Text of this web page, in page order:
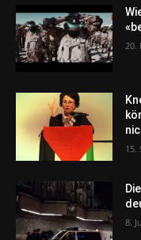
20.
15.
8.